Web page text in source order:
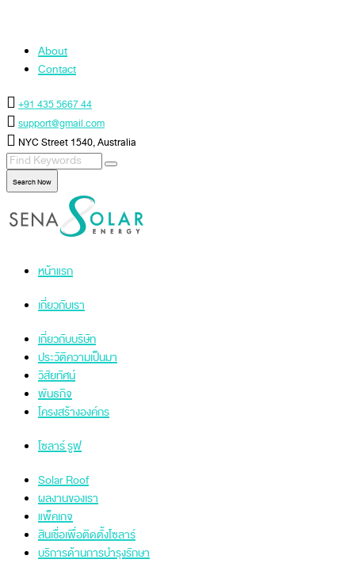
About
Contact
+91 435 5667 44
support@gmail.com
NYC Street 1540, Australia
Search Now
หน้าแรก
เกี่ยวกับเรา
เกี่ยวกับบริษัท
ประวัติความเป็นมา
วิสัยทัศน์
พันธกิจ
โครงสร้างองค์กร
โซลาร์ รูฟ
Solar Roof
ผลงานของเรา
แพ็คเกจ
สินเชื่อเพื่อติดตั้งโซลาร์
บริการด้านการบำรุงรักษา